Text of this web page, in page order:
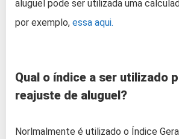
aluguel pode ser utilizada uma
por exemplo, essa aqui.
Qual o índice a ser utilizado
reajuste de aluguel?
Norlmalmente é utilizado o Índice